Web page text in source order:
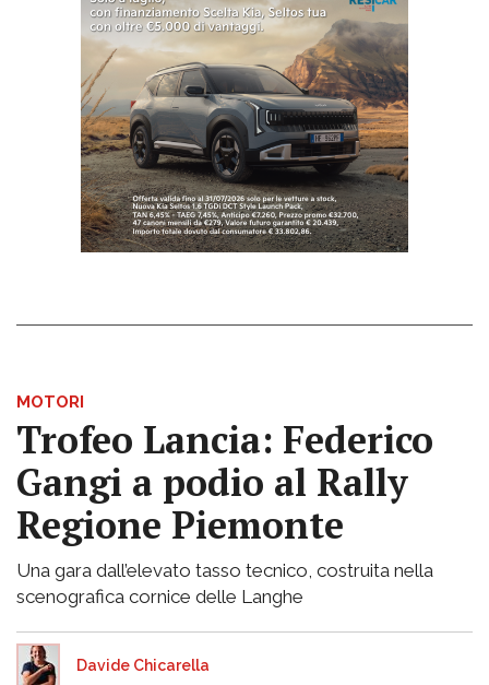
MOTORI
Trofeo Lancia: Federico
Gangi a podio al Rally
Regione Piemonte
Una gara dall’elevato tasso tecnico, costruita nella
scenografica cornice delle Langhe
Davide Chicarella